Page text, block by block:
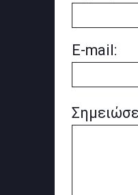
E-mail: